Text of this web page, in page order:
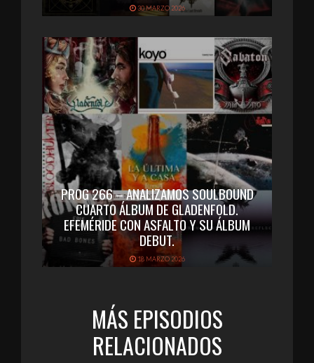
30 MARZO 2026
PROG 266 – ANALIZAMOS SOULBOUND
CUARTO ÁLBUM DE GLADENFOLD.
EFEMÉRIDE CON ASFALTO Y SU ÁLBUM
DEBUT.
18 MARZO 2026
MÁS EPISODIOS
RELACIONADOS